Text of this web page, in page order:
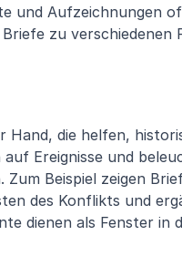
und Aufzeichnungen
zu verschiedenen
Hand, die helfen,
Ereignisse und
Beispiel zeigen
des Konflikts und
dienen als Fenster in